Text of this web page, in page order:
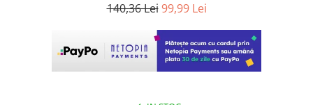
140,36 Lei 99,99 Lei